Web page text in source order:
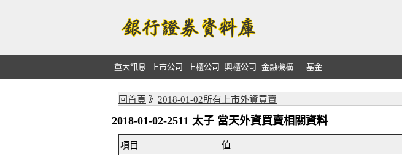
重大訊息 上市公司 上櫃公司 興櫃公司 金融機構 基金
回首頁 》 2018-01-02所有上市外資買賣
2018-01-02-2511 太子 當天外資買賣相關資料
項目
值